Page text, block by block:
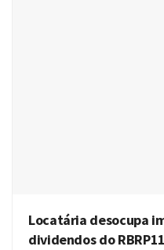
Locatária desocupa
dividendos do